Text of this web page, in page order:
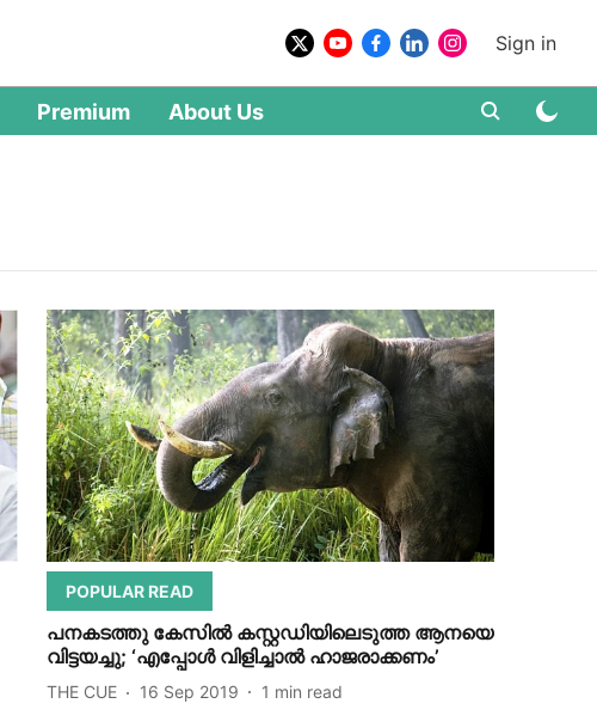
Sign in
Premium About Us
POPULAR READ
പനകടത്തു കേസില്‍ കസ്റ്റഡിയിലെടുത്ത ആനയെ
വിട്ടയച്ചു; ‘എപ്പോള്‍ വിളിച്ചാല്‍ ഹാജരാക്കണം’
THE CUE 16 Sep 2019 1 min read